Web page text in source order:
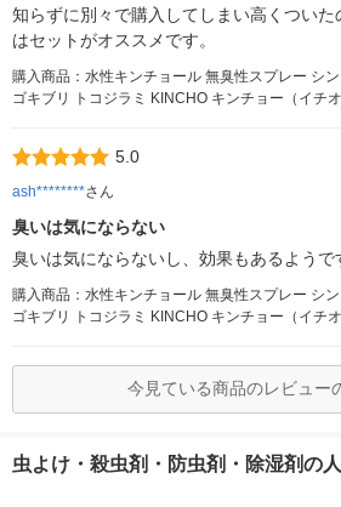
知らずに別々で購入してしまい高くつい
はセットがオススメです。
購入商品：水性キンチョール 無臭性スプレー シ
ゴキブリ トコジラミ KINCHO キンチョー（イチオ
5.0
ash********さん
臭いは気にならない
臭いは気にならないし、効果もあるようで
購入商品：水性キンチョール 無臭性スプレー シ
ゴキブリ トコジラミ KINCHO キンチョー（イチオ
今見ている商品のレビュー
虫よけ・殺虫剤・防虫剤・除湿剤の